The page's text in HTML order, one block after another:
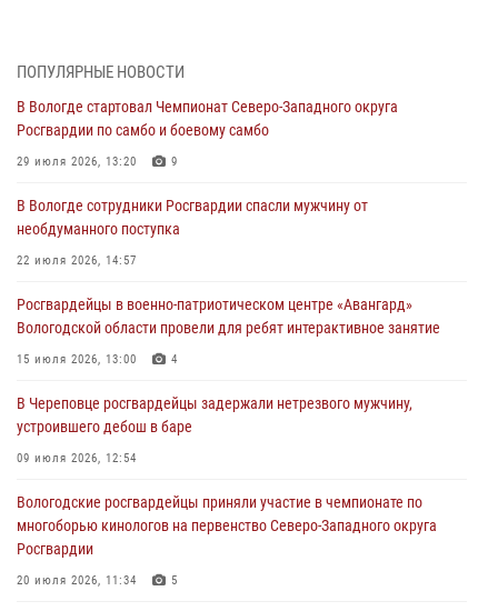
самбо
ЗА МИНУВШУЮ НЕДЕЛЮ СОТРУДНИКАМИ ВНЕВЕДОМСТВЕННОЙ
ОХРАНЫ РОСГВАРДИИ В ВОЛОГОДСКОЙ ОБЛАСТИ ЗАДЕРЖАНО 23
02 августа 2026, 10:37
Росгвардейцы в г. Соколе задержали несовершеннолетнего
31 июля 2026, 06:43
В Вологде стартовал Чемпионат Северо-Западного округа
29 июля 2026, 13:20
ПОПУЛЯРНЫЕ НОВОСТИ
В Вологде стартовал Чемпионат Северо-Западного округа
Росгвардии по самбо и боевому самбо
29 июля 2026, 13:20 9
В Вологде сотрудники Росгвардии спасли мужчину от
необдуманного поступка
22 июля 2026, 14:57
Росгвардейцы в военно-патриотическом центре «Авангард»
Вологодской области провели для ребят интерактивное занятие
15 июля 2026, 13:00 4
В Череповце росгвардейцы задержали нетрезвого мужчину,
устроившего дебош в баре
09 июля 2026, 12:54
Вологодские росгвардейцы приняли участие в чемпионате по
многоборью кинологов на первенство Северо-Западного округа
Росгвардии
20 июля 2026, 11:34 5